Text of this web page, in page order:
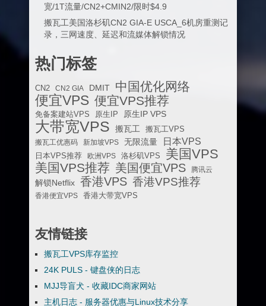
宽/1T流量/CN2+CMIN2/限时$4.9
搬瓦工美国洛杉矶CN2 GIA-E USCA_6机房重测记
录，三网速度、延迟和流媒体解锁情况
热门标签
CN2 CN2 GIA DMIT 中国优化网络
便宜VPS 便宜VPS推荐
免备案建站VPS 原生IP 原生IP VPS
大带宽VPS 搬瓦工
搬瓦工VPS
搬瓦工优惠码
新加坡VPS 无限流量 日本VPS
日本VPS推荐 欧洲VPS 洛杉矶VPS 美国VPS
美国VPS推荐 美国便宜VPS 腾讯云
解锁Netflix 香港VPS 香港VPS推荐
香港便宜VPS 香港大带宽VPS
友情链接
搬瓦工VPS库存监控
24K PULS - 键盘侠的日志
MJJ导盲犬 - 收藏IDC商家网站
主机日志 - 服务器优惠与Linux技术分享